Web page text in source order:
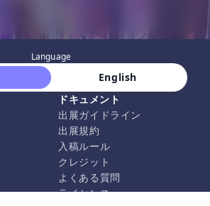
Language
English
ドキュメント
出展ガイドライン
出展規約
入稿ルール
クレジット
よくある質問
ライセンス